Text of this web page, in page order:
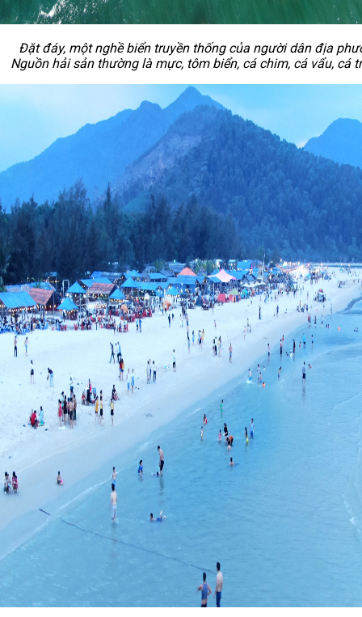
Đặt đáy, một nghề biển truyền thống của người dân địa
Nguồn hải sản thường là mực, tôm biển, cá chim, cá vẩu, cá